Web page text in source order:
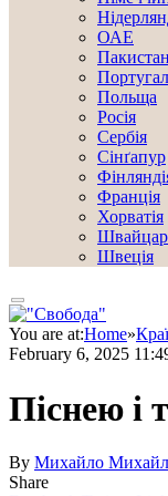
ОАЕ
Пакистан
Польща
Росія
Сербія
Сінґапур
Франція
Хорватія
Швеція
You are at:Home»
February 6, 2025
Піснею і
By Михайло
Share